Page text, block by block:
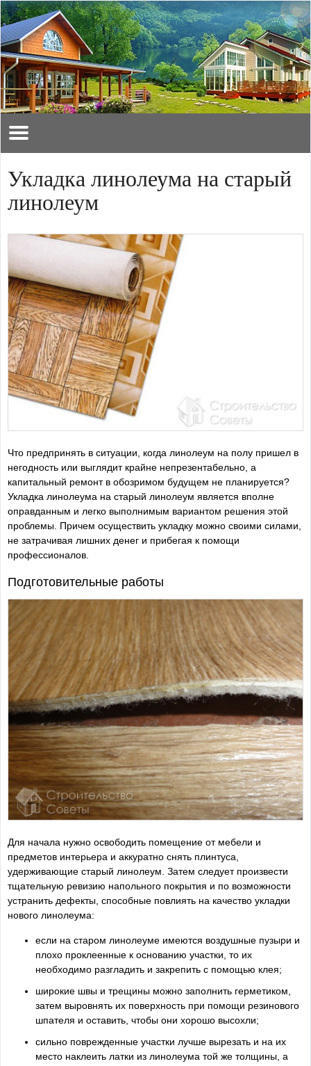
Укладка линолеума на старый
линолеум
Что предпринять в ситуации, когда линолеум на полу пришел в
негодность или выглядит крайне непрезентабельно, а
капитальный ремонт в обозримом будущем не планируется?
Укладка линолеума на старый линолеум является вполне
оправданным и легко выполнимым вариантом решения этой
проблемы. Причем осуществить укладку можно своими силами,
не затрачивая лишних денег и прибегая к помощи
профессионалов.
Подготовительные работы
Для начала нужно освободить помещение от мебели и
предметов интерьера и аккуратно снять плинтуса,
удерживающие старый линолеум. Затем следует произвести
тщательную ревизию напольного покрытия и по возможности
устранить дефекты, способные повлиять на качество укладки
нового линолеума:
если на старом линолеуме имеются воздушные пузыри и
плохо проклеенные к основанию участки, то их
необходимо разгладить и закрепить с помощью клея;
широкие швы и трещины можно заполнить герметиком,
затем выровнять их поверхность при помощи резинового
шпателя и оставить, чтобы они хорошо высохли;
сильно поврежденные участки лучше вырезать и на их
место наклеить латки из линолеума той же толщины, а